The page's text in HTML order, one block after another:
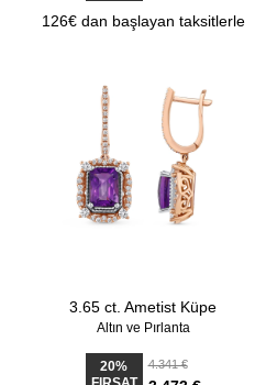
126€ dan başlayan taksitlerle
3.65 ct. Ametist Küpe
Altın ve Pırlanta
20%
4.341 €